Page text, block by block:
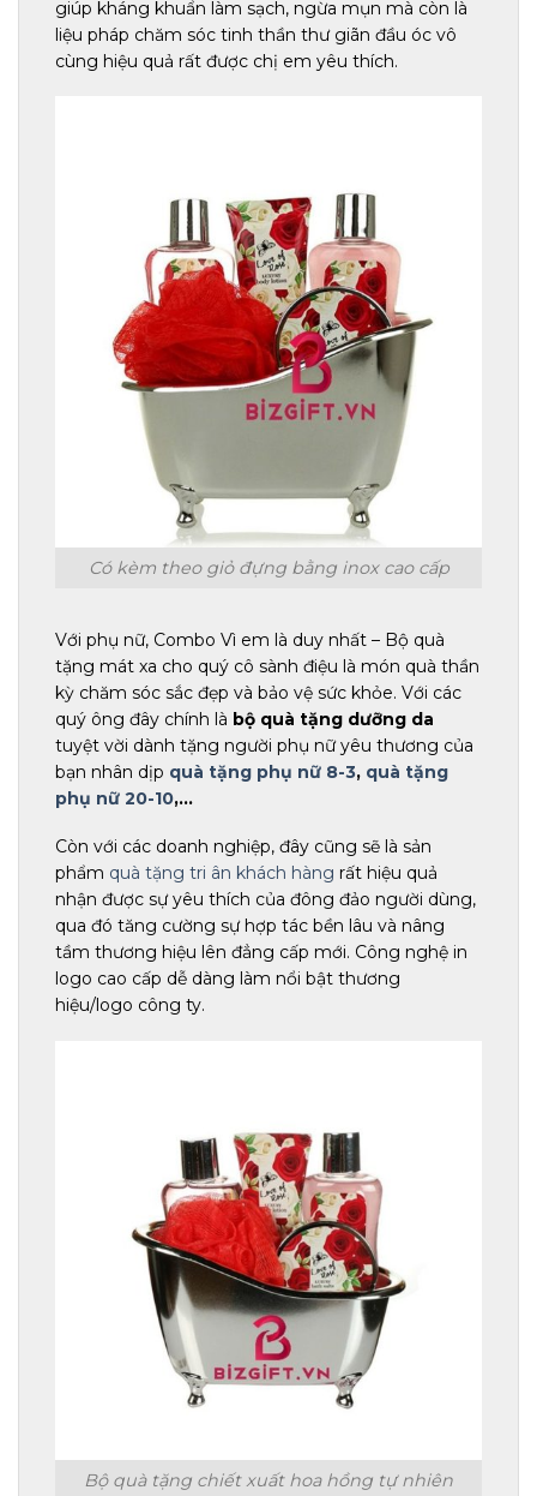
giúp kháng khuẩn làm sạch, ngừa mụn mà còn là
liệu pháp chăm sóc tinh thần thư giãn đầu óc vô
cùng hiệu quả rất được chị em yêu thích.
Có kèm theo giỏ đựng bằng inox cao cấp
Với phụ nữ, Combo Vì em là duy nhất – Bộ quà
tặng mát xa cho quý cô sành điệu là món quà thần
kỳ chăm sóc sắc đẹp và bảo vệ sức khỏe. Với các
quý ông đây chính là bộ quà tặng dưỡng da
tuyệt vời dành tặng người phụ nữ yêu thương của
bạn nhân dịp quà tặng phụ nữ 8-3, quà tặng
phụ nữ 20-10,…
Còn với các doanh nghiệp, đây cũng sẽ là sản
phẩm quà tặng tri ân khách hàng rất hiệu quả
nhận được sự yêu thích của đông đảo người dùng,
qua đó tăng cường sự hợp tác bền lâu và nâng
tầm thương hiệu lên đẳng cấp mới. Công nghệ in
logo cao cấp dễ dàng làm nổi bật thương
hiệu/logo công ty.
Bộ quà tặng chiết xuất hoa hồng tự nhiên